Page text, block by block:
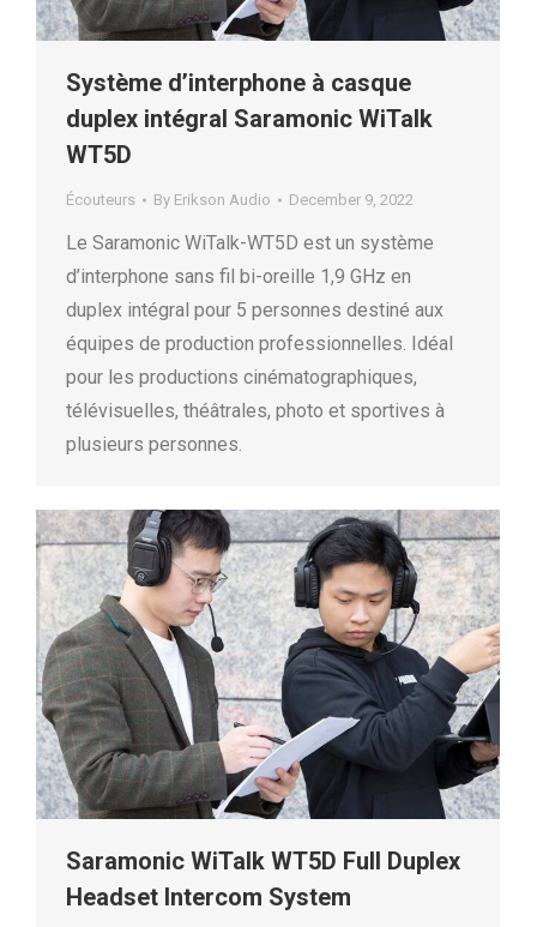
Système d’interphone à casque
duplex intégral Saramonic WiTalk
WT5D
Écouteurs By Erikson Audio December 9, 2022
Le Saramonic WiTalk-WT5D est un système
d’interphone sans fil bi-oreille 1,9 GHz en
duplex intégral pour 5 personnes destiné aux
équipes de production professionnelles. Idéal
pour les productions cinématographiques,
télévisuelles, théâtrales, photo et sportives à
plusieurs personnes.
Saramonic WiTalk WT5D Full Duplex
Headset Intercom System